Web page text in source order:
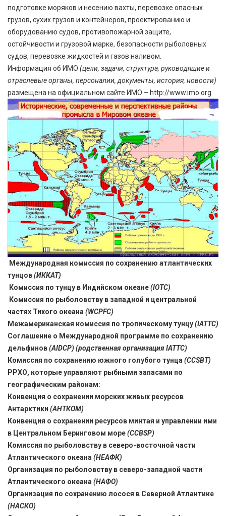
подготовке моряков и несению вахты, перевозке опасных
грузов, сухих грузов и контейнеров, проектированию и
оборудованию судов, противопожарной защите,
остойчивости и грузовой марке, безопасности рыболовных
судов, перевозке жидкостей и газов наливом.
Информация об ИМО (цели, задачи, структура, руководящие и
отраслевые органы, персоналии, документы, история, новости)
размещена на официальном сайте ИМО – http://www.imo.org
Международная комиссия по сохранению атлантических
тунцов(ИККАТ)
Комиссия по тунцу в Индийском океане(IOTC)
Комиссия по рыболовству в западной и центральной
частях Тихого океана (WCPFC)
Межамериканская комиссия по тропическому тунцу(IATTC)
Соглашение о Международной программе по сохранению
дельфинов(AIDCP) (родственная организация IATTC)
Комиссия по сохранению южного голубого тунца (CCSBT)
РРХО, которые управляют рыбными запасами по
географическим районам:
Конвенция о сохранении морских живых ресурсов
Антарктики (АНТКОМ)
Конвенция о сохранении ресурсов минтая и управлении ими
в Центральном Беринговом море(CCBSP)
Комиссия по рыболовству в северо-восточной части
Атлантического океана (НЕАФК)
Организация по рыболовству в северо-западной части
Атлантического океана (НАФО)
Организация по сохранению лосося в Северной Атлантике
(НАСКО)